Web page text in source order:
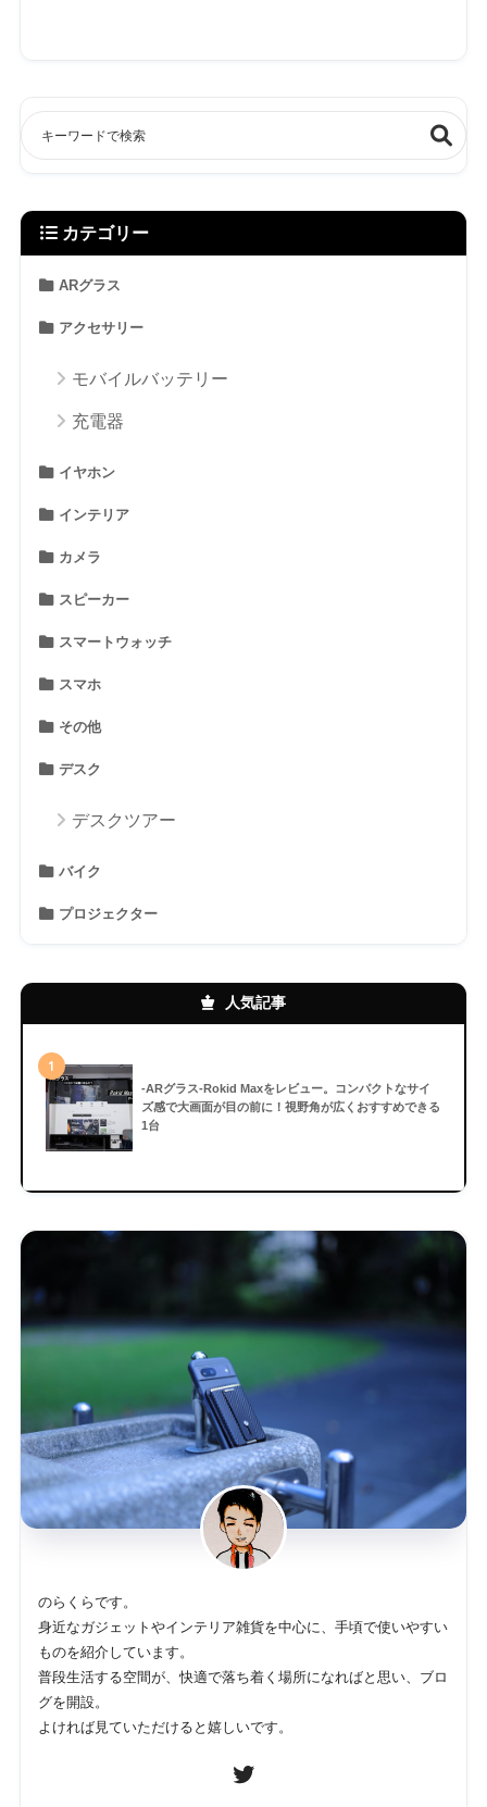
カテゴリー
ARグラス
アクセサリー
モバイルバッテリー
充電器
イヤホン
インテリア
カメラ
スピーカー
スマートウォッチ
スマホ
その他
デスク
デスクツアー
バイク
プロジェクター
人気記事
1
-ARグラス-Rokid Maxをレビュー。コンパクトなサイ
ズ感で大画面が目の前に！視野角が広くおすすめできる
1台
のらくらです。
身近なガジェットやインテリア雑貨を中心に、手頃で使いやすい
ものを紹介しています。
普段生活する空間が、快適で落ち着く場所になればと思い、ブロ
グを開設。
よければ見ていただけると嬉しいです。